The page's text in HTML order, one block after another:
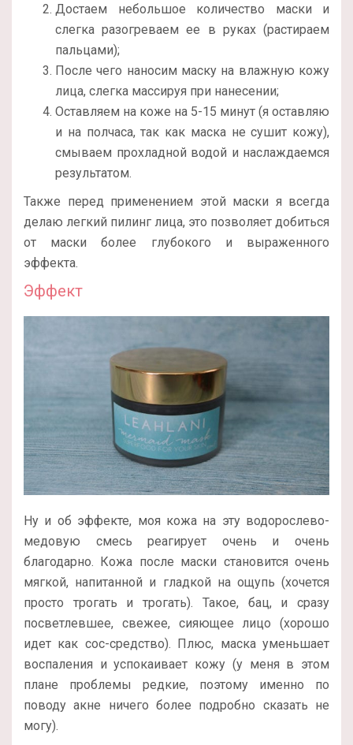
Достаем небольшое количество маски и
слегка разогреваем ее в руках (растираем
пальцами);
После чего наносим маску на влажную кожу
лица, слегка массируя при нанесении;
Оставляем на коже на 5-15 минут (я оставляю
и на полчаса, так как маска не сушит кожу),
смываем прохладной водой и наслаждаемся
результатом.
Также перед применением этой маски я всегда
делаю легкий пилинг лица, это позволяет добиться
от маски более глубокого и выраженного
эффекта.
Эффект
Ну и об эффекте, моя кожа на эту водорослево-
медовую смесь реагирует очень и очень
благодарно. Кожа после маски становится очень
мягкой, напитанной и гладкой на ощупь (хочется
просто трогать и трогать). Такое, бац, и сразу
посветлевшее, свежее, сияющее лицо (хорошо
идет как сос-средство). Плюс, маска уменьшает
воспаления и успокаивает кожу (у меня в этом
плане проблемы редкие, поэтому именно по
поводу акне ничего более подробно сказать не
могу).